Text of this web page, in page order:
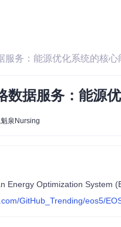
服务：能源优化系统的核
数据服务：能源
泉Nursing
GitHub_Trending/eos5/